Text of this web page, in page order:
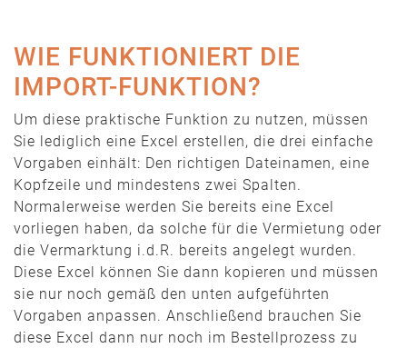
WIE FUNKTIONIERT DIE
IMPORT-FUNKTION?
Um diese praktische Funktion zu nutzen, müssen
Sie lediglich eine Excel erstellen, die drei einfache
Vorgaben einhält: Den richtigen Dateinamen, eine
Kopfzeile und mindestens zwei Spalten.
Normalerweise werden Sie bereits eine Excel
vorliegen haben, da solche für die Vermietung oder
die Vermarktung i.d.R. bereits angelegt wurden.
Diese Excel können Sie dann kopieren und müssen
sie nur noch gemäß den unten aufgeführten
Vorgaben anpassen. Anschließend brauchen Sie
diese Excel dann nur noch im Bestellprozess zu